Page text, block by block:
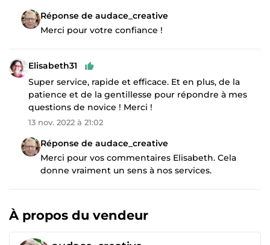
Réponse de audace_creative
Merci pour votre confiance !
Elisabeth31
Super service, rapide et efficace. Et en plus, de la
patience et de la gentillesse pour répondre à mes
questions de novice ! Merci !
13 nov. 2022 à 21:02
Réponse de audace_creative
Merci pour vos commentaires Elisabeth. Cela
donne vraiment un sens à nos services.
À propos du vendeur